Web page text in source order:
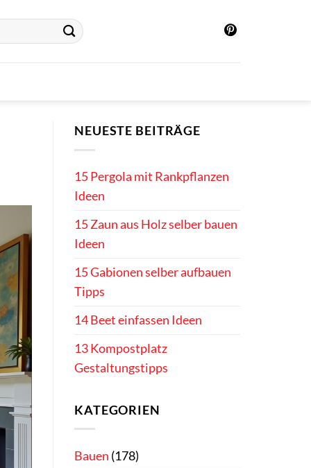
NEUESTE BEITRÄGE
15 Pergola mit Rankpflanzen
Ideen
15 Zaun aus Holz selber bauen
Ideen
15 Gabionen selber aufbauen
Tipps
14 Beet einfassen Ideen
13 Kompostplatz
Gestaltungstipps
KATEGORIEN
Bauen (178)